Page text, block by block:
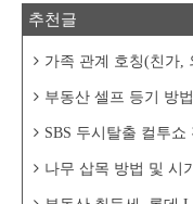
추천글
가족 관계 호칭(친가,
부동산 셀프 등기 방법
SBS 두시탈출 컬투
나무 삽목 방법 및 시